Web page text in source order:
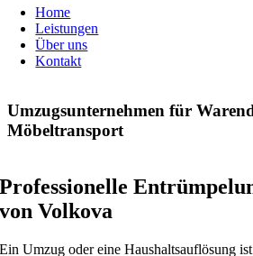
NavigationHome
Leistungen
Über uns
Kontakt
Umzugsunternehmen für
Möbeltransport
Professionelle
von Volkova
Ein Umzug oder eine Haushaltsauflösung